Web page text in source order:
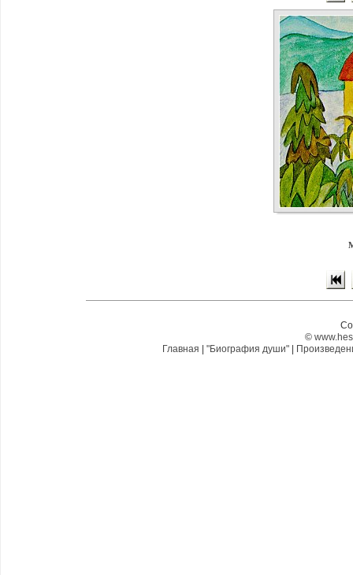
©
Главная
"Биография души"